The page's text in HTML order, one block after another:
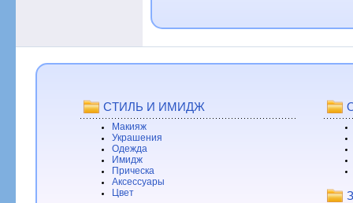
СТИЛЬ И ИМИДЖ
Макияж
Украшения
Одежда
Имидж
Прическа
Аксессуары
Цвет